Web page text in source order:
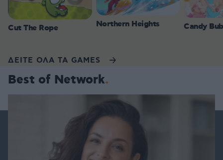
Cut The Rope Northern Heights Candy
ΔΕΙΤΕ ΟΛΑ ΤΑ GAMES
Best of Network